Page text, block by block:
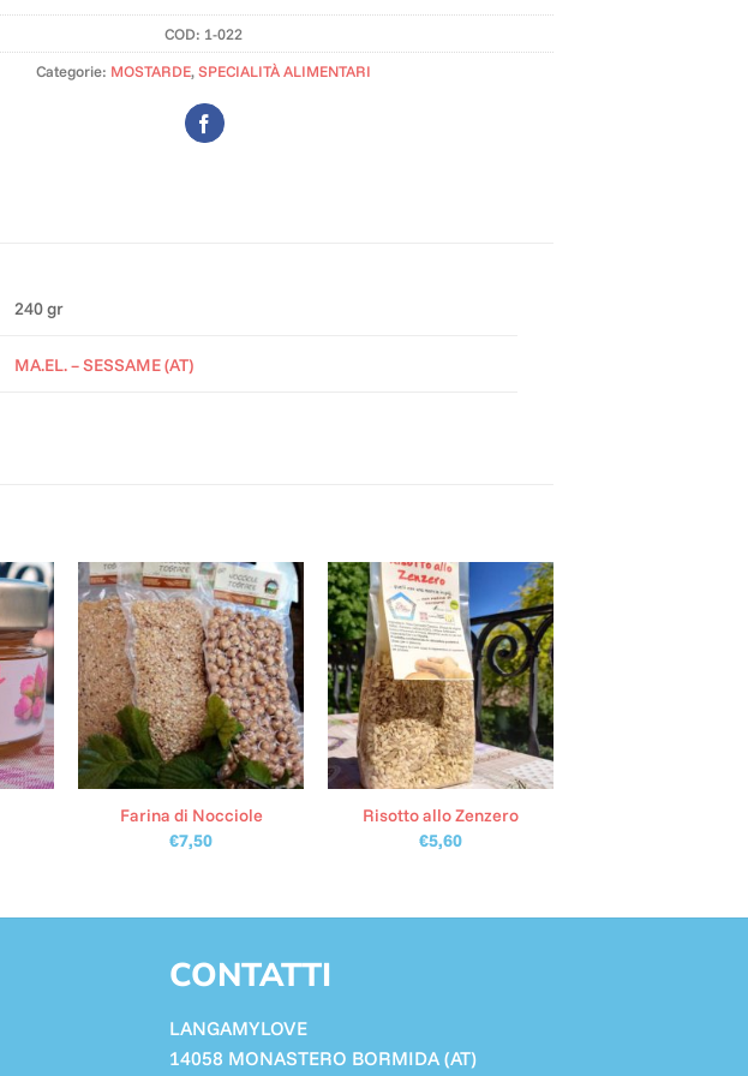
COD: 1-022
Categorie: MOSTARDE,SPECIALITÀ ALIMENTARI
240 gr
MA.EL. – SESSAME (AT)
Farina di Nocciole
€7,50
Risotto allo Zenzero
€5,60
CONTATTI
LANGAMYLOVE
14058 MONASTERO BORMIDA (AT)